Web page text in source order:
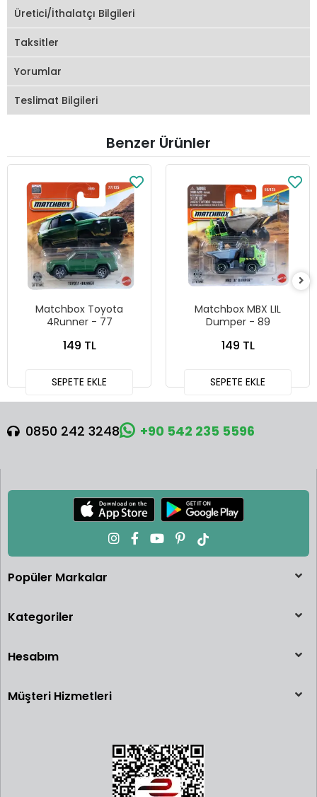
Üretici/İthalatçı Bilgileri
Taksitler
Yorumlar
Teslimat Bilgileri
Benzer Ürünler
Matchbox Toyota
4Runner - 77
149 TL
SEPETE EKLE
Matchbox MBX LIL
Dumper - 89
149 TL
SEPETE EKLE
0850 242 3248 +90 542 235 5596
Popüler Markalar
Kategoriler
Hesabım
Müşteri Hizmetleri